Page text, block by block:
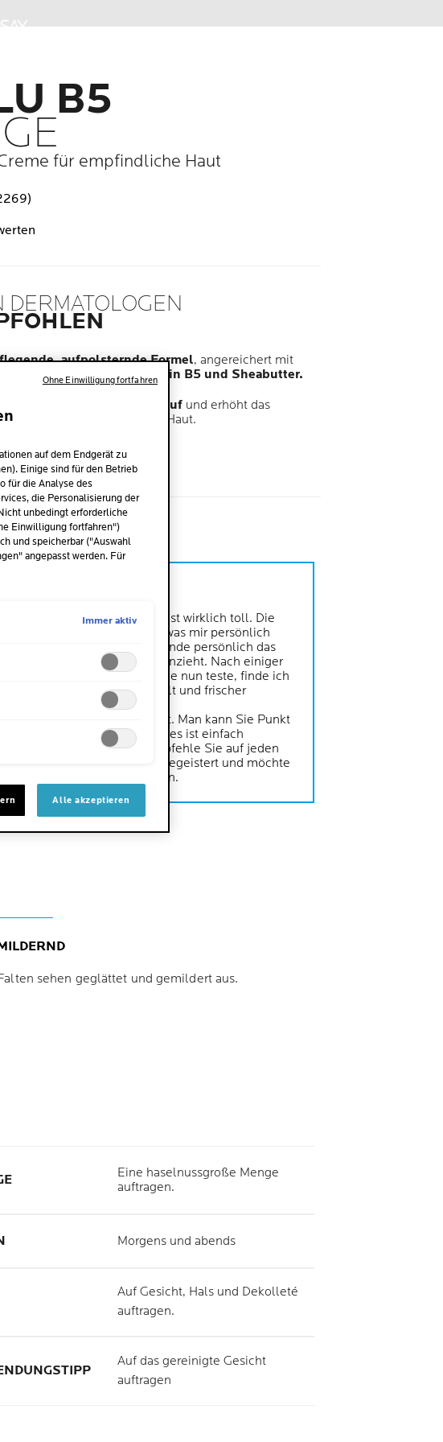
B5
für empfindliche Haut
DERMATOLOGEN
aufpolsternde Formel, angereichert mit
Hyaluronsäuren, Vitamin B5 und Sheabutter.
Falten, polstert die Haut auf und erhöht das
sowie die Elastizität
der Haut.
die Hautschutzbarriere.
Volume
40 ml
Die Hyalu B5 Creme ist wirklich toll. Die
Konsistenz ist fester was mir persönlich
sehr gut gefällt. Ich finde persönlich das
Sie dann schneller einzieht. Nach einiger
Zeit ,die ich die Creme nun teste, finde ich
das meine Haut strahlt und frischer
Spender finde ich gut. Man kann Sie Punkt
genau auftragen und es ist einfach
hygienischer. Ich empfehle Sie auf jeden
Fall ich bin wirklich begeistert und möchte
Sie nicht mehr missen.
sehen geglättet und gemildert aus.
Eine haselnussgroße Menge
auftragen.
Morgens und abends
Auf Gesicht, Hals und Dekolleté
auftragen.
Auf das gereinigte Gesicht
auftragen
auf dem Endgerät zu
Einige sind für den Betrieb
für die Analyse des
die Personalisierung der
unbedingt erforderliche
Einwilligung fortfahren")
und speicherbar ("Auswahl
angepasst werden. Für
Immer aktiv
Alle akzeptieren
Ohne Einwilligung fortfahren